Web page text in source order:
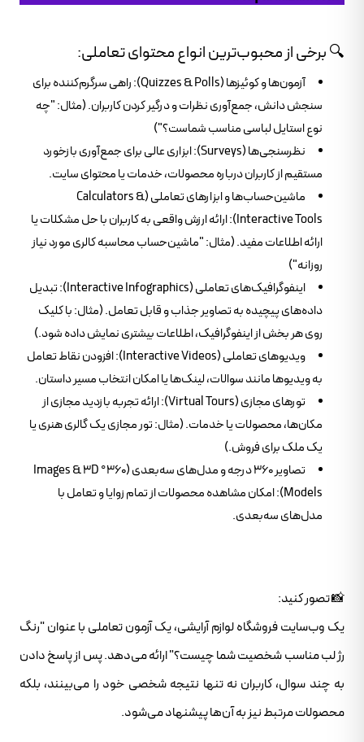
🔍 برخی از محبوب‌ترین انواع محتوای تعاملی:
آزمون‌ها و کوئیزها (Quizzes & Polls): راهی سرگرم‌کننده برای
سنجش دانش، جمع‌آوری نظرات و درگیر کردن کاربران. (مثال: "چه
نوع استایل لباسی مناسب شماست؟")
نظرسنجی‌ها (Surveys): ابزاری عالی برای جمع‌آوری بازخورد
مستقیم از کاربران درباره محصولات، خدمات یا محتوای سایت.
ماشین‌حساب‌ها و ابزارهای تعاملی (Calculators &
Interactive Tools): ارائه ارزش واقعی به کاربران با حل مشکلات یا
ارائه اطلاعات مفید. (مثال: "ماشین‌حساب محاسبه کالری مورد نیاز
روزانه")
اینفوگرافیک‌های تعاملی (Interactive Infographics): تبدیل
داده‌های پیچیده به تصاویر جذاب و قابل تعامل. (مثال: با کلیک
روی هر بخش از اینفوگرافیک، اطلاعات بیشتری نمایش داده شود.)
ویدیوهای تعاملی (Interactive Videos): افزودن نقاط تعامل
به ویدیوها مانند سوالات، لینک‌ها یا امکان انتخاب مسیر داستان.
تورهای مجازی (Virtual Tours): ارائه تجربه بازدید مجازی از
مکان‌ها، محصولات یا خدمات. (مثال: تور مجازی یک گالری هنری یا
یک ملک برای فروش.)
تصاویر ۳۶۰ درجه و مدل‌های سه‌بعدی (360° Images & 3D
Models): امکان مشاهده محصولات از تمام زوایا و تعامل با
مدل‌های سه‌بعدی.
📸 تصور کنید:
یک وب‌سایت فروشگاه لوازم آرایشی، یک آزمون تعاملی با عنوان "رنگ
رژ لب مناسب شخصیت شما چیست؟" ارائه می‌دهد. پس از پاسخ دادن
به چند سوال، کاربران نه تنها نتیجه شخصی خود را می‌بینند، بلکه
محصولات مرتبط نیز به آن‌ها پیشنهاد می‌شود.